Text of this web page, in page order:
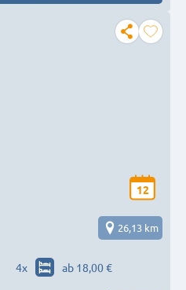
12
26,13 km
4x ab 18,00 €